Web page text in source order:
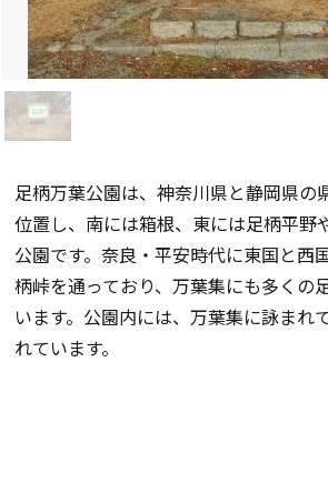
足柄万葉公園は、神奈川県と静岡県の
位置し、南には箱根、東には足柄平野
公園です。奈良・平安時代に東国と西
柄峠を通っており、万葉集にも多くの
います。公園内には、万葉集に詠まれ
れています。